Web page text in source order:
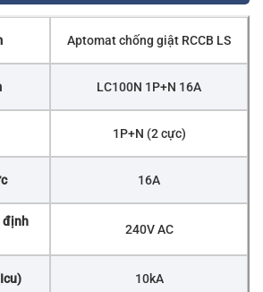
Aptomat chống giật RCCB LS
LC100N 1P+N 16A
1P+N (2 cực)
16A
định
240V AC
10kA